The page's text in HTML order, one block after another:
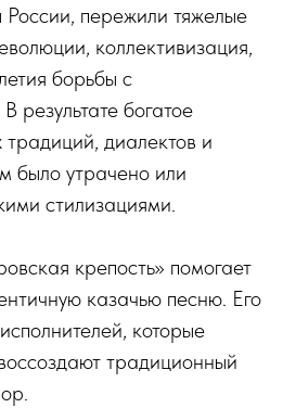
России, пережили тяжелые
коллективизация,
борьбы с
результате богатое
диалектов и
было утрачено или
стилизациями.
крепость» помогает
казачью песню. Его
которые
традиционный